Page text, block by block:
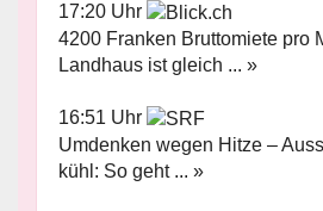
17:20 Uhr
4200 Franken Bruttomiete pro
Landhaus ist gleich ... »
16:51 Uhr
Umdenken wegen Hitze –
kühl: So geht ... »